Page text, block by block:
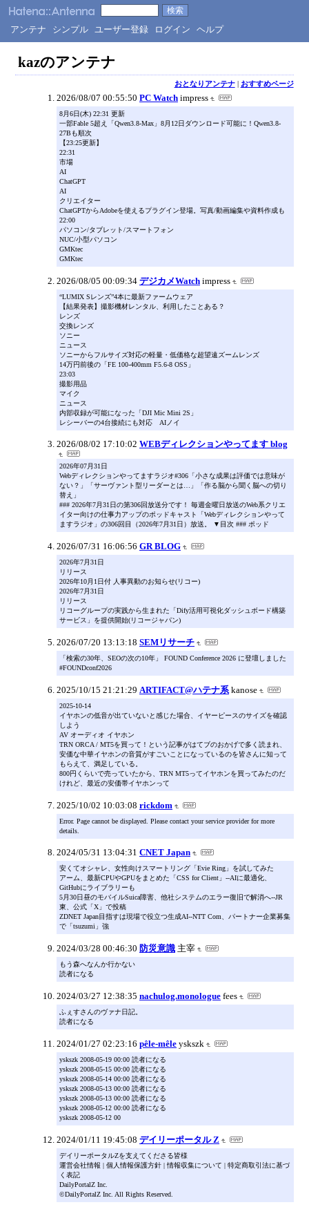
アンテナ シンプル ユーザー登録 ログイン ヘルプ
kazのアンテナ
おとなりアンテナ| おすすめページ
2026/08/07 00:55:50 PC Watch impress
8月6日(木) 22:31 更新
一部Fable 5超え「Qwen3.8-Max」8月12日ダウンロード可能に！Qwen3.8-
27Bも順次
【23:25更新】
22:31
市場
AI
ChatGPT
AI
クリエイター
ChatGPTからAdobeを使えるプラグイン登場。写真/動画編集や資料作成も
22:00
パソコン/タブレット/スマートフォン
NUC/小型パソコン
GMKtec
GMKtec
2026/08/05 00:09:34 デジカメWatch impress
“LUMIX Sレンズ”4本に最新ファームウェア
【結果発表】撮影機材レンタル、利用したことある？
レンズ
交換レンズ
ソニー
ニュース
ソニーからフルサイズ対応の軽量・低価格な超望遠ズームレンズ
14万円前後の「FE 100-400mm F5.6-8 OSS」
23:03
撮影用品
マイク
ニュース
内部収録が可能になった「DJI Mic Mini 2S」
レシーバーの4台接続にも対応 AIノイ
2026/08/02 17:10:02 WEBディレクションやってます blog
2026年07月31日
Webディレクションやってますラジオ#306「小さな成果は評価では意味が
ない？」「サーヴァント型リーダーとは…」「作る脳から聞く脳への切り
替え」
### 2026年7月31日の第306回放送分です！ 毎週金曜日放送のWeb系クリエ
イター向けの仕事力アップのポッドキャスト「Webディレクションやって
ますラジオ」の306回目（2026年7月31日）放送。 ▼目次 ### ポッド
2026/07/31 16:06:56 GR BLOG
2026年7月31日
リリース
2026年10月1日付 人事異動のお知らせ(リコー)
2026年7月31日
リリース
リコーグループの実践から生まれた「Dify活用可視化ダッシュボード構築
サービス」を提供開始(リコージャパン)
2026/07/20 13:13:18 SEMリサーチ
「検索の30年、SEOの次の10年」 FOUND Conference 2026 に登壇しました
#FOUNDconf2026
2025/10/15 21:21:29 ARTIFACT@ハテナ系 kanose
2025-10-14
イヤホンの低音が出ていないと感じた場合、イヤーピースのサイズを確認
しよう
AV オーディオ イヤホン
TRN ORCA / MT5を買って！という記事がはてブのおかげで多く読まれ、
安価な中華イヤホンの音質がすごいことになっているのを皆さんに知って
もらえて、満足している。
800円くらいで売っていたから、TRN MT5ってイヤホンを買ってみたのだ
けれど、最近の安価帯イヤホンって
2025/10/02 10:03:08 rickdom
Error. Page cannot be displayed. Please contact your service provider for more
details.
2024/05/31 13:04:31 CNET Japan
安くてオシャレ、女性向けスマートリング「Evie Ring」を試してみた
アーム、最新CPUやGPUをまとめた「CSS for Client」--AIに最適化、
GitHubにライブラリーも
5月30日昼のモバイルSuica障害、他社システムのエラー復旧で解消へ--JR
東、公式「X」で投稿
ZDNET Japan目指すは現場で役立つ生成AI--NTT Com、パートナー企業募集
で「tsuzumi」強
2024/03/28 00:46:30 防災意識 主宰
もう森へなんか行かない
読者になる
2024/03/27 12:38:35 nachulog.monologue fees
ふぇすさんのヴァナ日記。
読者になる
2024/01/27 02:23:16 pêle-mêle yskszk
yskszk 2008-05-19 00:00 読者になる
yskszk 2008-05-15 00:00 読者になる
yskszk 2008-05-14 00:00 読者になる
yskszk 2008-05-13 00:00 読者になる
yskszk 2008-05-13 00:00 読者になる
yskszk 2008-05-12 00:00 読者になる
yskszk 2008-05-12 00
2024/01/11 19:45:08 デイリーポータル Z
デイリーポータルZを支えてくださる皆様
運営会社情報 | 個人情報保護方針 | 情報収集について | 特定商取引法に基づ
く表記
DailyPortalZ Inc.
©DailyPortalZ Inc. All Rights Reserved.